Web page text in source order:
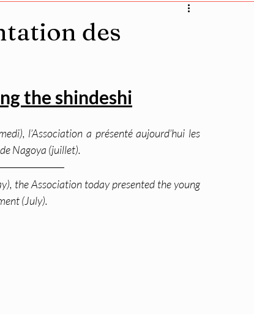
des
the shindeshi
l’Association a présenté aujourd’hui les
Nagoya (juillet).
the Association today presented the young
(July).